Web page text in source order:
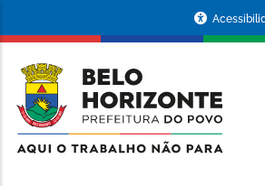
conteúdo
principal
da
Prefeitura
de